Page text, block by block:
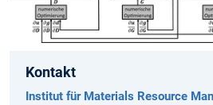
Kontakt
Institut für Materials Resource